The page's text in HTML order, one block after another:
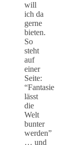
will
ich da
gerne
bieten.
So
steht
auf
einer
Seite:
“Fantasie
lässt
die
Welt
bunter
werden”
… und